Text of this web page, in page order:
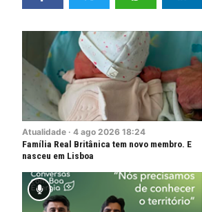
Atualidade · 4 ago 2026 18:24
Família Real Britânica tem novo membro. E
nasceu em Lisboa